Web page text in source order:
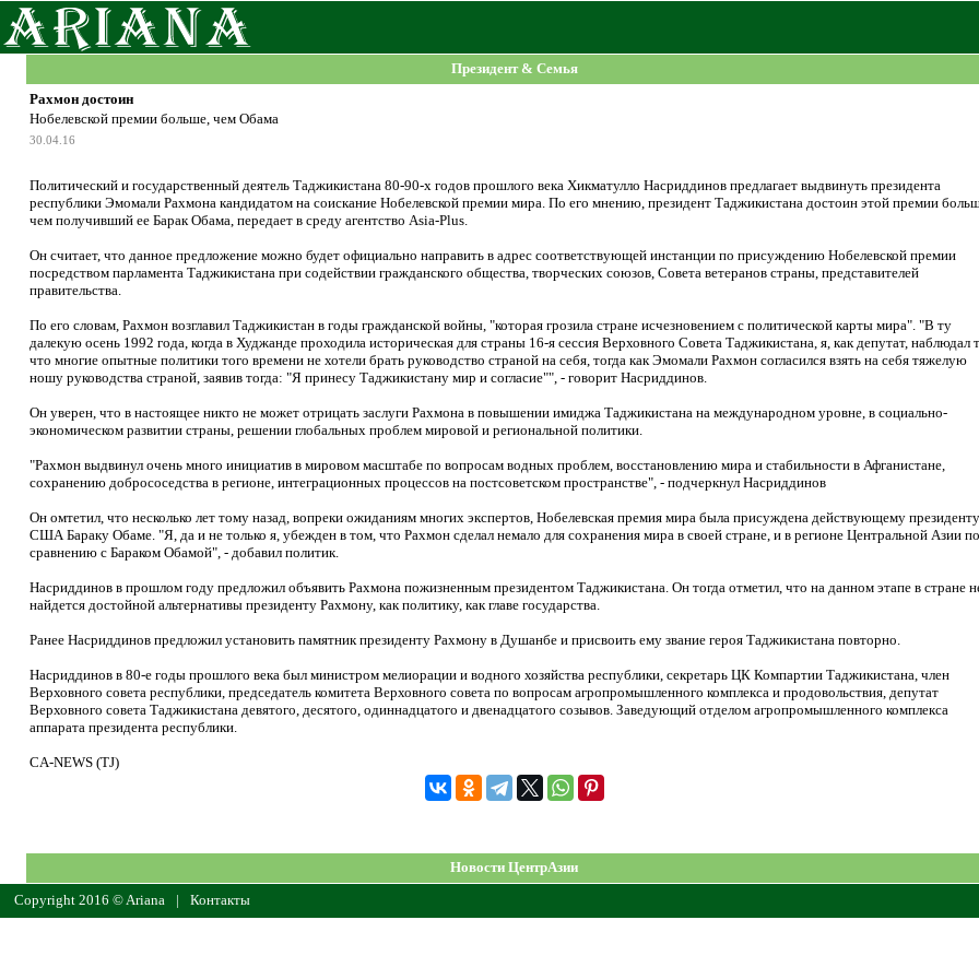
Президент & Семья
Рахмон достоин
Нобелевской премии больше, чем Обама
30.04.16
Политический и государственный деятель Таджикистана 80-90-х годов прошлого века Хикматулло Насриддинов предлагает выдвинуть президента
республики Эмомали Рахмона кандидатом на соискание Нобелевской премии мира. По его мнению, президент Таджикистана достоин этой премии
чем получивший ее Барак Обама, передает в среду агентство Asia-Plus.
Он считает, что данное предложение можно будет официально направить в адрес соответствующей инстанции по присуждению Нобелевской премии
посредством парламента Таджикистана при содействии гражданского общества, творческих союзов, Совета ветеранов страны, представителей
правительства.
По его словам, Рахмон возглавил Таджикистан в годы гражданской войны, "которая грозила стране исчезновением с политической карты мира". "В ту
далекую осень 1992 года, когда в Худжанде проходила историческая для страны 16-я сессия Верховного Совета Таджикистана, я, как депутат, наблюдал
что многие опытные политики того времени не хотели брать руководство страной на себя, тогда как Эмомали Рахмон согласился взять на себя тяжелую
ношу руководства страной, заявив тогда: "Я принесу Таджикистану мир и согласие"", - говорит Насриддинов.
Он уверен, что в настоящее никто не может отрицать заслуги Рахмона в повышении имиджа Таджикистана на международном уровне, в социально-
экономическом развитии страны, решении глобальных проблем мировой и региональной политики.
"Рахмон выдвинул очень много инициатив в мировом масштабе по вопросам водных проблем, восстановлению мира и стабильности в Афганистане,
сохранению добрососедства в регионе, интеграционных процессов на постсоветском пространстве", - подчеркнул Насриддинов
Он омтетил, что несколько лет тому назад, вопреки ожиданиям многих экспертов, Нобелевская премия мира была присуждена действующему президенту
США Бараку Обаме. "Я, да и не только я, убежден в том, что Рахмон сделал немало для сохранения мира в своей стране, и в регионе Центральной Азии по
сравнению с Бараком Обамой", - добавил политик.
Насриддинов в прошлом году предложил объявить Рахмона пожизненным президентом Таджикистана. Он тогда отметил, что на данном этапе в стране
найдется достойной альтернативы президенту Рахмону, как политику, как главе государства.
Ранее Насриддинов предложил установить памятник президенту Рахмону в Душанбе и присвоить ему звание героя Таджикистана повторно.
Насриддинов в 80-е годы прошлого века был министром мелиорации и водного хозяйства республики, секретарь ЦК Компартии Таджикистана, член
Верховного совета республики, председатель комитета Верховного совета по вопросам агропромышленного комплекса и продовольствия, депутат
Верховного совета Таджикистана девятого, десятого, одиннадцатого и двенадцатого созывов. Заведующий отделом агропромышленного комплекса
аппарата президента республики.
CA-NEWS (TJ)
Новости ЦентрАзии
Copyright 2016 © Ariana | Контакты